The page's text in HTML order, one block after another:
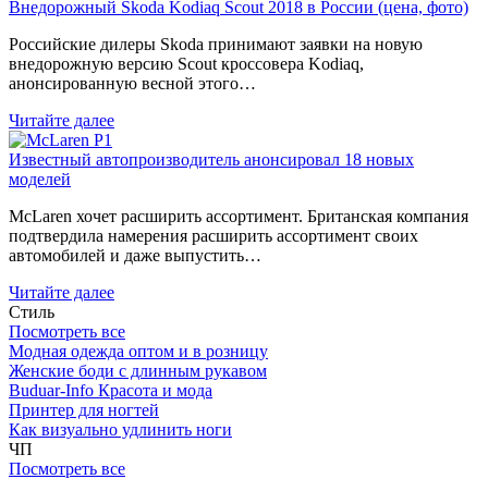
Внедорожный Skoda Kodiaq Scout 2018 в России (цена, фото)
Российские дилеры Skoda принимают заявки на новую
внедорожную версию Scout кроссовера Kodiaq,
анонсированную весной этого…
Читайте далее
Известный автопроизводитель анонсировал 18 новых
моделей
McLaren хочет расширить ассортимент. Британская компания
подтвердила намерения расширить ассортимент своих
автомобилей и даже выпустить…
Читайте далее
Стиль
Посмотреть все
Модная одежда оптом и в розницу
Женские боди с длинным рукавом
Buduar-Info Красота и мода
Принтер для ногтей
Как визуально удлинить ноги
ЧП
Посмотреть все